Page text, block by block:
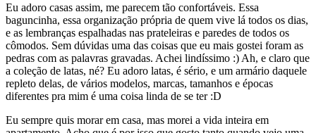
Eu adoro casas assim, me parecem tão confortáveis. Essa
baguncinha, essa organização própria de quem vive lá todos os dias,
e as lembranças espalhadas nas prateleiras e paredes de todos os
cômodos. Sem dúvidas uma das coisas que eu mais gostei foram as
pedras com as palavras gravadas. Achei lindíssimo :) Ah, e claro que
a coleção de latas, né? Eu adoro latas, é sério, e um armário daquele
repleto delas, de vários modelos, marcas, tamanhos e épocas
diferentes pra mim é uma coisa linda de se ter :D
Eu sempre quis morar em casa, mas morei a vida inteira em